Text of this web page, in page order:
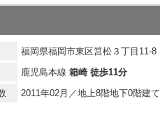
福岡県福岡市東区筥松３丁目11-8
鹿児島本線 箱崎 徒歩11分
2011年02月／地上8階地下0階建て